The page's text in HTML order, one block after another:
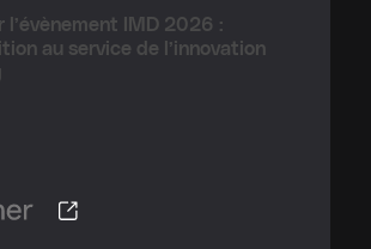
l’évènement IMD 2026 :
au service de l’innovation